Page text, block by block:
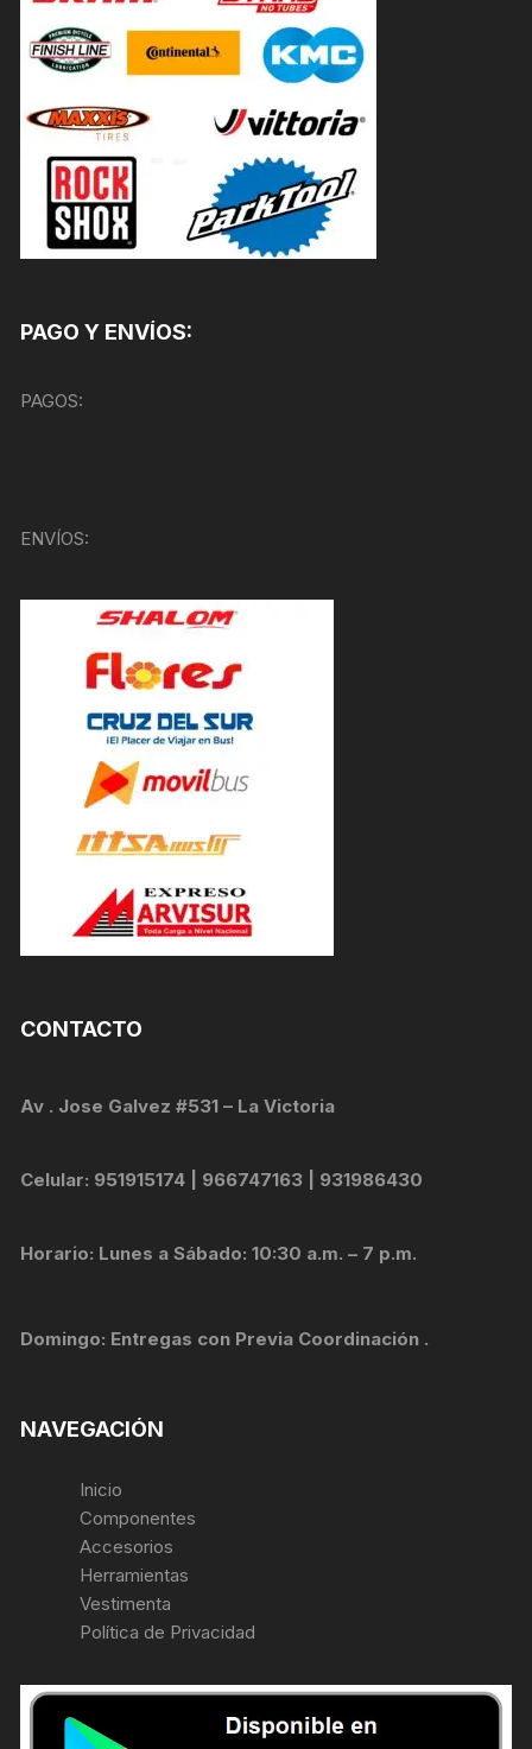
PAGO Y ENVÍOS:
PAGOS:
ENVÍOS:
CONTACTO
Av . Jose Galvez #531 – La Victoria
Celular: 951915174 | 966747163 | 931986430
Horario: Lunes a Sábado: 10:30 a.m. – 7 p.m.
Domingo: Entregas con Previa Coordinación .
NAVEGACIÓN
Inicio
Componentes
Accesorios
Herramientas
Vestimenta
Política de Privacidad